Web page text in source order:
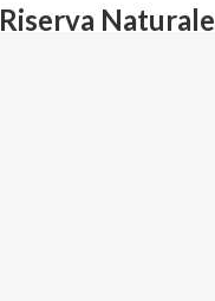
Riserva Naturale